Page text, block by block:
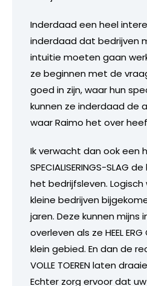
Inderdaad een heel
inderdaad dat bedrijven
intuitie moeten gaan
ze beginnen met de
goed in zijn, waar hun
kunnen ze inderdaad de
waar Raimo het over
Ik verwacht dan ook een
SPECIALISERINGS-SLAG
het bedrijfsleven. Logisch
kleine bedrijven
jaren. Deze kunnen mijns
overleven als ze HEEL
klein gebied. En dan de
VOLLE TOEREN laten
Echter zorg ervoor dat